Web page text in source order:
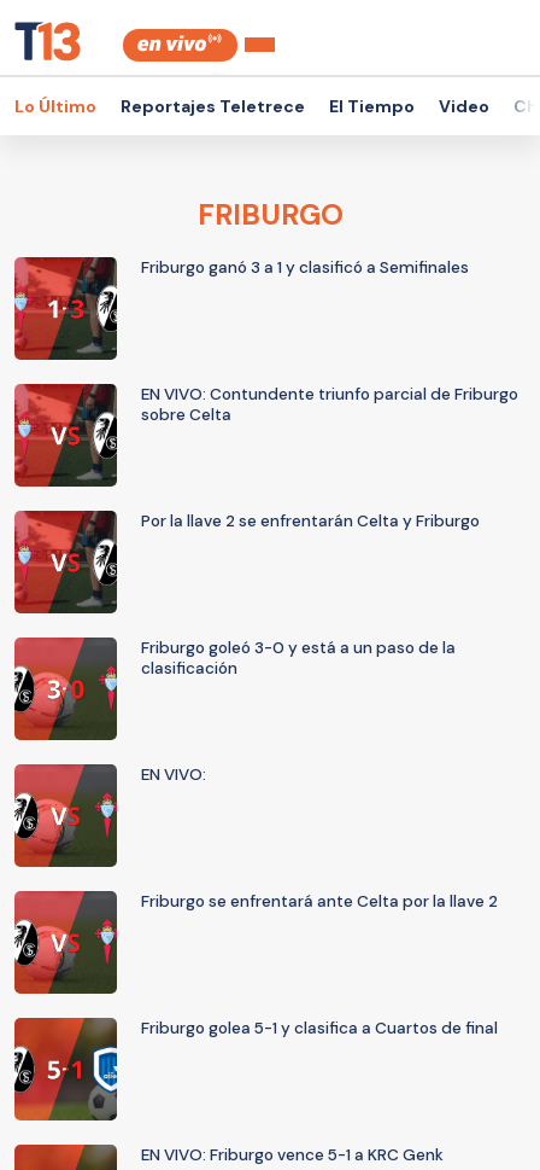
Lo Último Reportajes Teletrece El Tiempo Video
FRIBURGO
Friburgo ganó 3 a 1 y clasificó a Semifinales
EN VIVO: Contundente triunfo parcial de Friburgo
sobre Celta
Por la llave 2 se enfrentarán Celta y Friburgo
Friburgo goleó 3-0 y está a un paso de la
clasificación
EN VIVO:
Friburgo se enfrentará ante Celta por la llave 2
Friburgo golea 5-1 y clasifica a Cuartos de final
EN VIVO: Friburgo vence 5-1 a KRC Genk